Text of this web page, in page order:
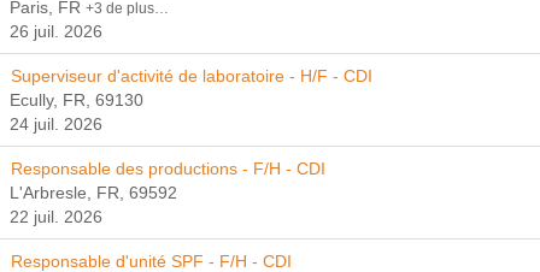
Paris, FR +3 de plus…
26 juil. 2026
Superviseur d'activité de laboratoire - H/F - CDI
Ecully, FR, 69130
24 juil. 2026
Responsable des productions - F/H - CDI
L'Arbresle, FR, 69592
22 juil. 2026
Responsable d'unité SPF - F/H - CDI